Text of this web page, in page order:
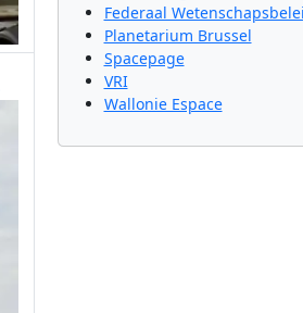
Federaal
Planetarium Brussel
Spacepage
VRI
Wallonie Espace